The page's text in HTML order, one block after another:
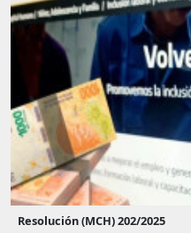
Resolución (MCH) 202/2025